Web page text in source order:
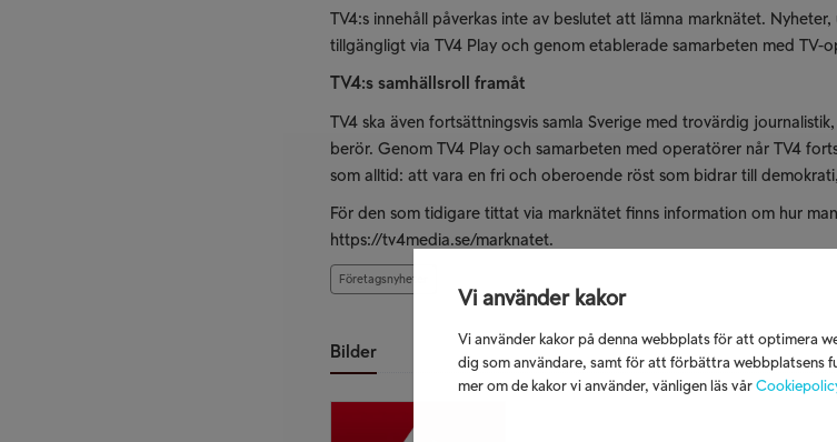
Vi använder kakor
Vi använder kakor på denna webbplats för att optimera
dig som användare, samt för att förbättra webbplatsens
mer om de kakor vi använder, vänligen läs vår
TV4:s innehåll påverkas inte av beslutet att lämna marknätet.
tillgängligt via TV4 Play och genom etablerade samarbeten med TV-
TV4:s samhällsroll framåt
TV4 ska även fortsättningsvis samla Sverige med trovärdig
berör. Genom TV4 Play och samarbeten med operatörer når TV4
som alltid: att vara en fri och oberoende röst som bidrar till
För den som tidigare tittat via marknätet finns information om hur
https://tv4media.se/marknatet.
Företagsnyheter
Bilder